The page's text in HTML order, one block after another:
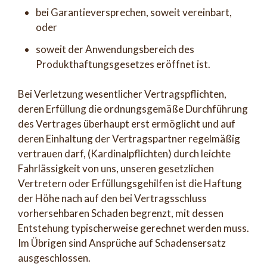
bei Garantieversprechen, soweit vereinbart,
oder
soweit der Anwendungsbereich des
Produkthaftungsgesetzes eröffnet ist.
Bei Verletzung wesentlicher Vertragspflichten,
deren Erfüllung die ordnungsgemäße Durchführung
des Vertrages überhaupt erst ermöglicht und auf
deren Einhaltung der Vertragspartner regelmäßig
vertrauen darf, (Kardinalpflichten) durch leichte
Fahrlässigkeit von uns, unseren gesetzlichen
Vertretern oder Erfüllungsgehilfen ist die Haftung
der Höhe nach auf den bei Vertragsschluss
vorhersehbaren Schaden begrenzt, mit dessen
Entstehung typischerweise gerechnet werden muss.
Im Übrigen sind Ansprüche auf Schadensersatz
ausgeschlossen.